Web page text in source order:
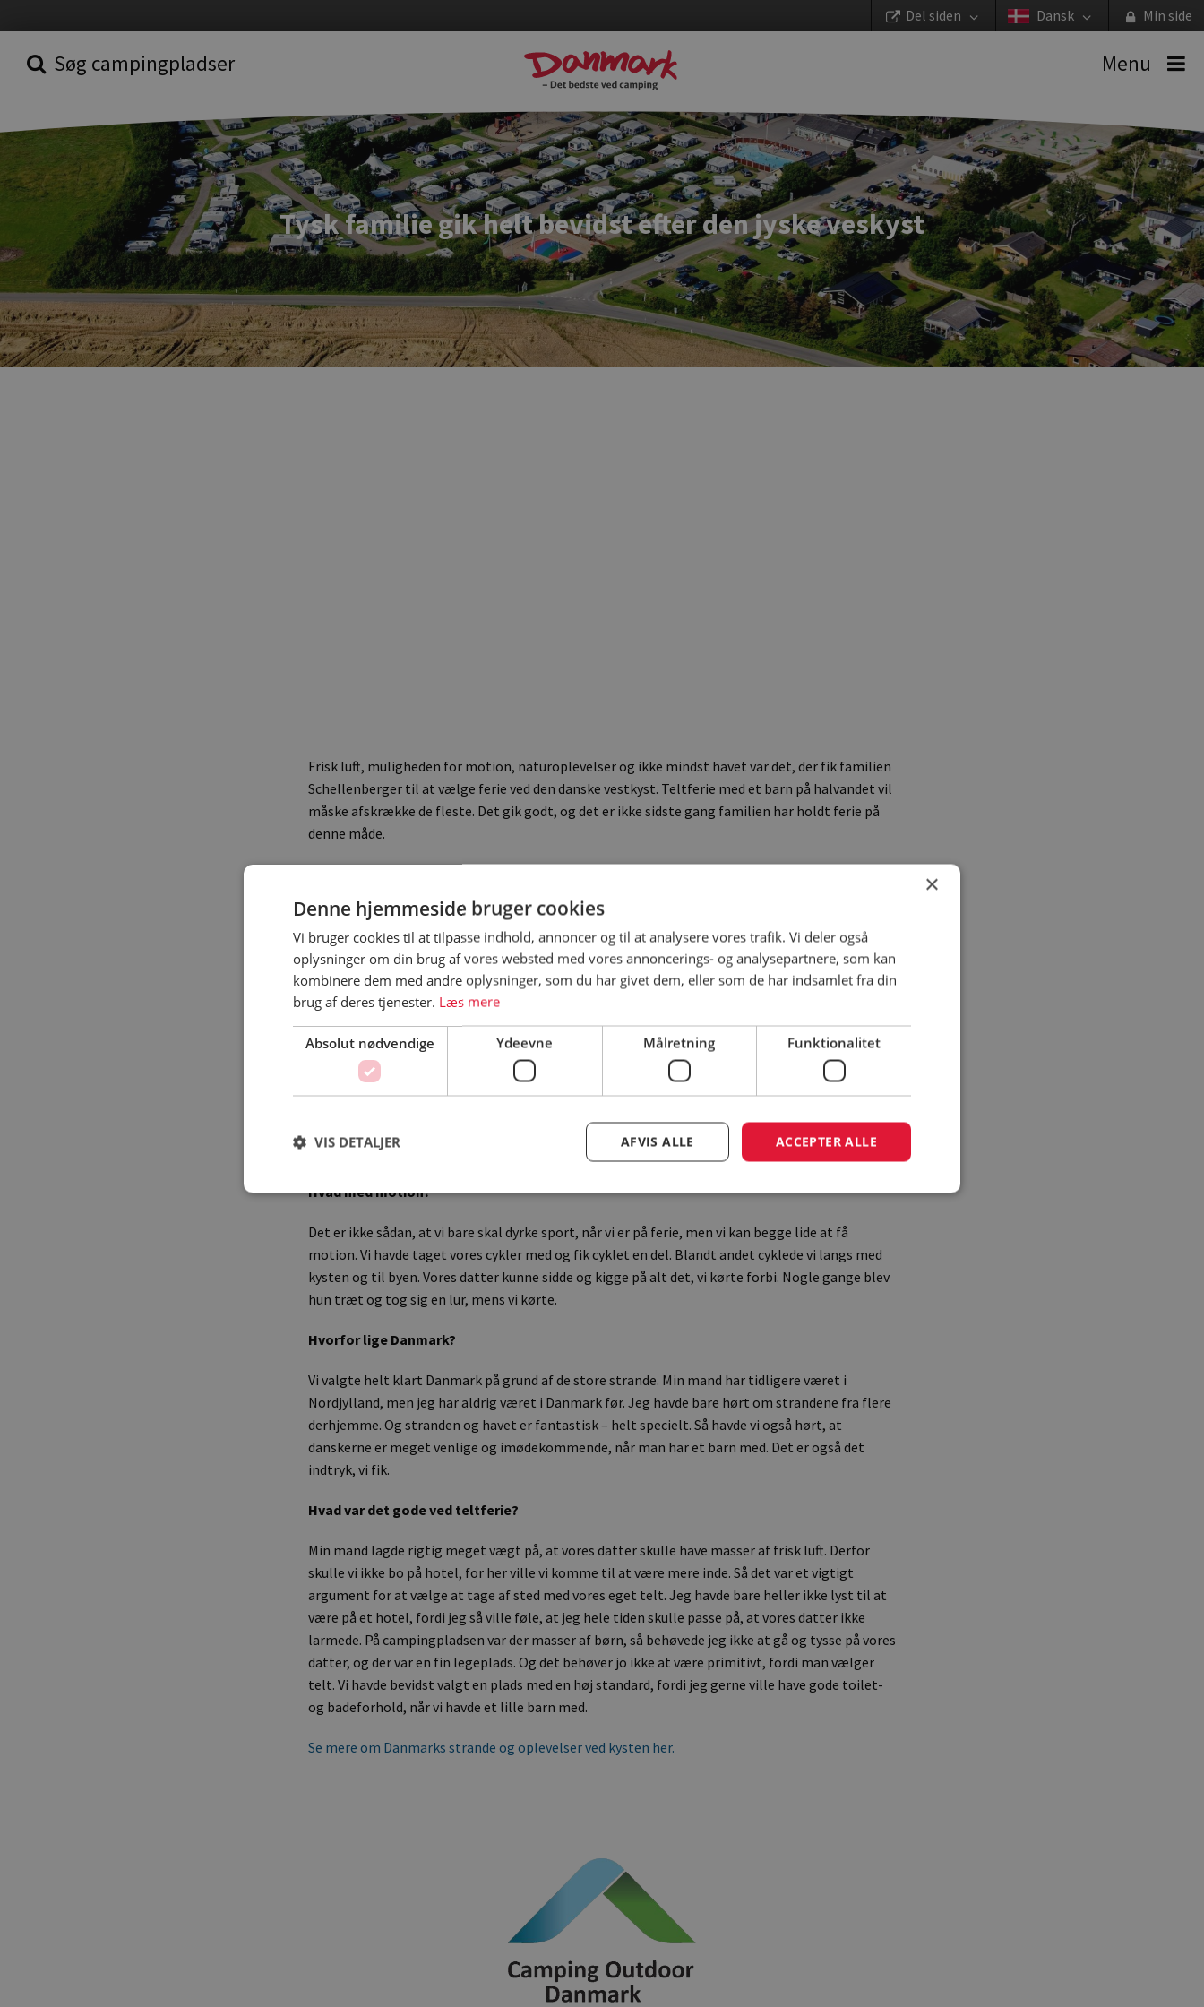
Min side
Dansk
Del siden
Søg campingpladser Menu
Tysk familie gik helt bevidst efter den jyske veskyst
Frisk luft, muligheden for motion, naturoplevelser og ikke mindst havet var det, der fik familien
Schellenberger til at vælge ferie ved den danske vestkyst. Teltferie med et barn på halvandet vil
måske afskrække de fleste. Det gik godt, og det er ikke sidste gang familien har holdt ferie på
denne måde.
Det var absolut stranden og havet. Det gode ved Danmark er, at strandene er så store. Det var
det, vi gik efter. I Italien og Spanien ligger man jo helt tæt. Side om side. I Danmark er der mange
mennesker på stranden, men det gør ikke noget, når der også er masser af plads. Man kan være
sig selv, og det sætter vi pris på. Så vi var på stranden hver dag.
Hvordan brugte I stranden?
Vi var ude at bade et par gange, men det bedste var, at vores datter var så glad for at lege i
sandet. Her kunne hun få lang tid til at gå. Vi har en travl hverdag med meget arbejde og havde
legede med vores datter. Kunne bare sidde og nyde hende. Nogle gange på skift. En af os kunne fx
tage en lur eller læse i en bog. Vi havde altid bøger med. Det var så godt.
Hvad med motion?
Det er ikke sådan, at vi bare skal dyrke sport, når vi er på ferie, men vi kan begge lide at få
motion. Vi havde taget vores cykler med og fik cyklet en del. Blandt andet cyklede vi langs med
kysten og til byen. Vores datter kunne sidde og kigge på alt det, vi kørte forbi. Nogle gange blev
hun træt og tog sig en lur, mens vi kørte.
Hvorfor lige Danmark?
Vi valgte helt klart Danmark på grund af de store strande. Min mand har tidligere været i
Nordjylland, men jeg har aldrig været i Danmark før. Jeg havde bare hørt om strandene fra flere
derhjemme. Og stranden og havet er fantastisk – helt specielt. Så havde vi også hørt, at
danskerne er meget venlige og imødekommende, når man har et barn med. Det er også det
indtryk, vi fik.
Hvad var det gode ved teltferie?
Min mand lagde rigtig meget vægt på, at vores datter skulle have masser af frisk luft. Derfor
skulle vi ikke bo på hotel, for her ville vi komme til at være mere inde. Så det var et vigtigt
argument for at vælge at tage af sted med vores eget telt. Jeg havde bare heller ikke lyst til at
være på et hotel, fordi jeg så ville føle, at jeg hele tiden skulle passe på, at vores datter ikke
larmede. På campingpladsen var der masser af børn, så behøvede jeg ikke at gå og tysse på vores
datter, og der var en fin legeplads. Og det behøver jo ikke at være primitivt, fordi man vælger
telt. Vi havde bevidst valgt en plads med en høj standard, fordi jeg gerne ville have gode toilet-
og badeforhold, når vi havde et lille barn med.
Se mere om Danmarks strande og oplevelser ved kysten her.
×
Denne hjemmeside bruger cookies
Vi bruger cookies til at tilpasse indhold, annoncer og til at analysere vores trafik. Vi deler også
oplysninger om din brug af vores websted med vores annoncerings- og analysepartnere, som kan
kombinere dem med andre oplysninger, som du har givet dem, eller som de har indsamlet fra din
brug af deres tjenester. Læs mere
Absolut nødvendige Ydeevne Målretning Funktionalitet
ACCEPTER ALLE
AFVIS ALLE
VIS DETALJER